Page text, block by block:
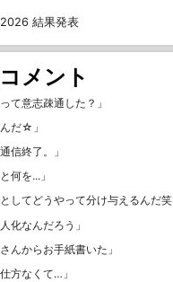
結果発表
メント
て意志疎通した？ 」
だ☆ 」
信終了。
」
何を... 」
してどうやって分け与えるんだ笑
化なんだろう 」
んからお手紙書いた 」
方なくて… 」